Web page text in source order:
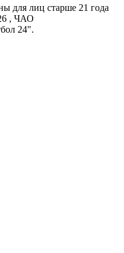
для лиц старше 21 года
, ЧАО
24".